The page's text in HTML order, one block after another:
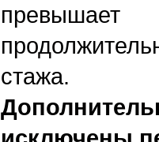
стажа.